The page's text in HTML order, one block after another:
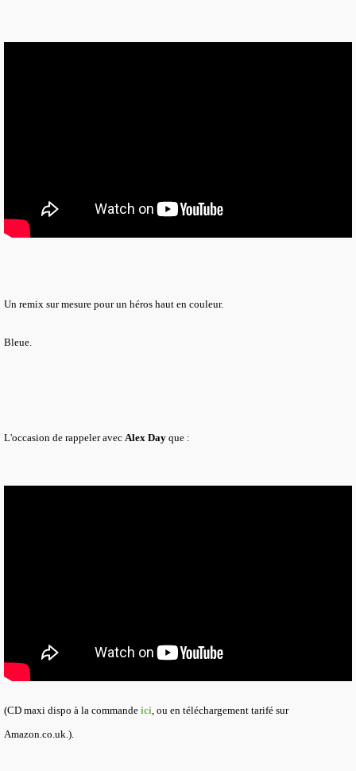
Un remix sur mesure pour un héros haut en couleur.
Bleue.
L'occasion de rappeler avec Alex Day que :
(CD maxi dispo à la commande ici , ou en téléchargement tarifé sur
Amazon.co.uk.).